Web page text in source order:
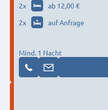
2x ab 12,00 €
2x auf Anfrage
Mind. 1 Nacht